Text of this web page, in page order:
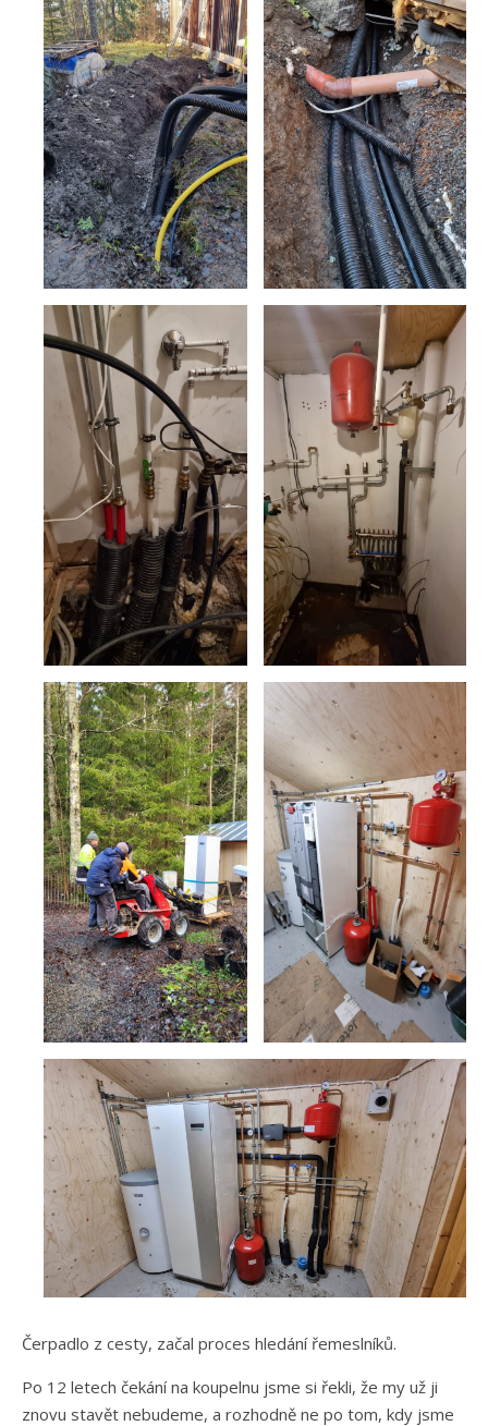
Čerpadlo z cesty, začal proces hledání řemeslníků.
Po 12 letech čekání na koupelnu jsme si řekli, že my už ji
znovu stavět nebudeme, a rozhodně ne po tom, kdy jsme